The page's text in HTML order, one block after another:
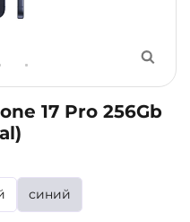
17 Pro 256Gb
синий